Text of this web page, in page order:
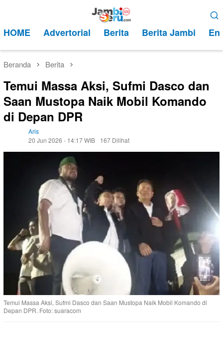
kontenMobile
HOME Advertorial Berita Berita Jambi
Beranda Berita
Temui Massa Aksi, Sufmi Dasco dan
Saan Mustopa Naik Mobil Komando
di Depan DPR
Aris
20 Jun 2026 - 14:17 WIB
167 Dilihat
Temui Massa Aksi, Sufmi Dasco dan Saan Mustopa Naik Mobil Komando di
Depan DPR. Foto: suaracom